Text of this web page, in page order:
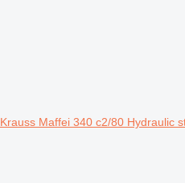
Krauss Maffei 340 c2/80 Hydraulic